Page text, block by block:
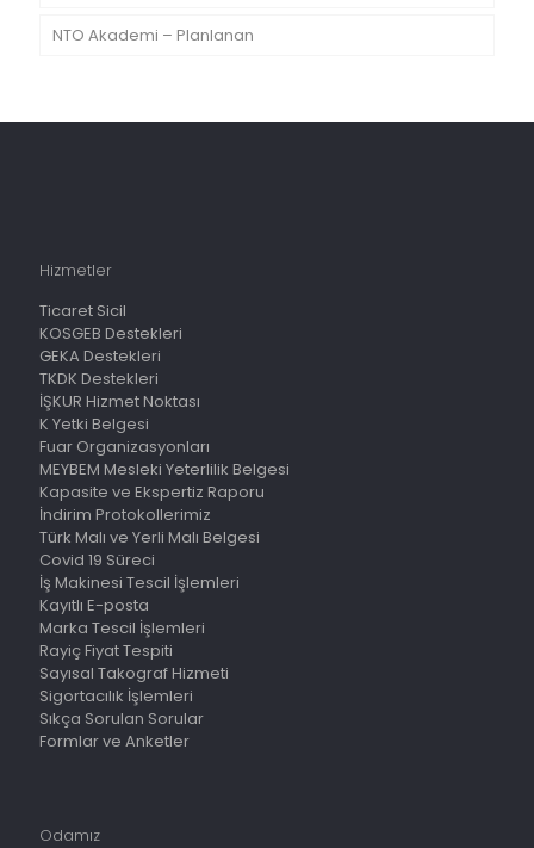
NTO Akademi – Planlanan
Hizmetler
Ticaret Sicil
KOSGEB Destekleri
GEKA Destekleri
TKDK Destekleri
İŞKUR Hizmet Noktası
K Yetki Belgesi
Fuar Organizasyonları
MEYBEM Mesleki Yeterlilik Belgesi
Kapasite ve Ekspertiz Raporu
İndirim Protokollerimiz
Türk Malı ve Yerli Malı Belgesi
Covid 19 Süreci
İş Makinesi Tescil İşlemleri
Kayıtlı E-posta
Marka Tescil İşlemleri
Rayiç Fiyat Tespiti
Sayısal Takograf Hizmeti
Sigortacılık İşlemleri
Sıkça Sorulan Sorular
Formlar ve Anketler
Odamız